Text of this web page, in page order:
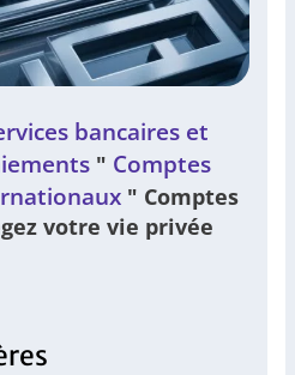
bancaires et
" Comptes
" Comptes
votre vie privée